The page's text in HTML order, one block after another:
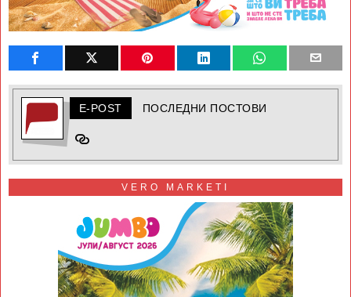
E-POST ПОСЛЕДНИ ПОСТОВИ
VERO MARKETI